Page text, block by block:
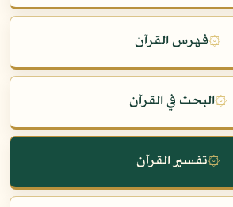
۞فهرس القرآن
۞البحث في القرآن
۞تفسير القرآن